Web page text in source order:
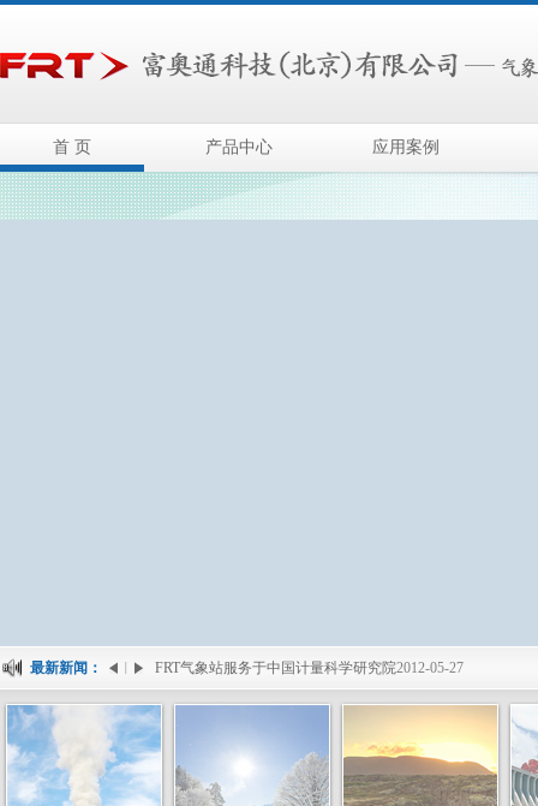
首 页 产品中心 应用案例
最新新闻： FRT气象站服务于中国计量科学研究院2012-05-27